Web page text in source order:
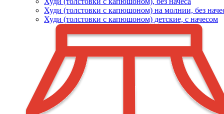
Худи (толстовки с капюшоном) на молнии, без
Худи (толстовки c капюшоном) детские, с начесом